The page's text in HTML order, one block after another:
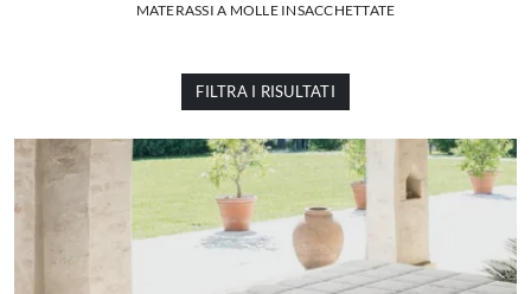
MATERASSI A MOLLE INSACCHETTATE
FILTRA I RISULTATI